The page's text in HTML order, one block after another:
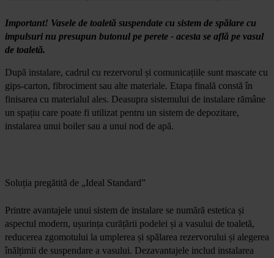
Important! Vasele de toaletă suspendate cu sistem de spălare cu
impulsuri nu presupun butonul pe perete - acesta se află pe vasul
de toaletă.
După instalare, cadrul cu rezervorul și comunicațiile sunt mascate cu
gips-carton, fibrociment sau alte materiale. Etapa finală constă în
finisarea cu materialul ales. Deasupra sistemului de instalare rămâne
un spațiu care poate fi utilizat pentru un sistem de depozitare,
instalarea unui boiler sau a unui nod de apă.
Soluția pregătită de „Ideal Standard”
Printre avantajele unui sistem de instalare se numără estetica și
aspectul modern, ușurința curățării podelei și a vasului de toaletă,
reducerea zgomotului la umplerea și spălarea rezervorului și alegerea
înălțimii de suspendare a vasului. Dezavantajele includ instalarea